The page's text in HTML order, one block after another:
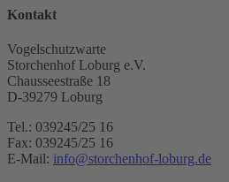
Kontakt
Vogelschutzwarte
Storchenhof Loburg e.V.
Chausseestraße 18
D-39279 Loburg
Tel.: 039245/25 16
Fax: 039245/25 16
E-Mail: info@storchenhof-loburg.de